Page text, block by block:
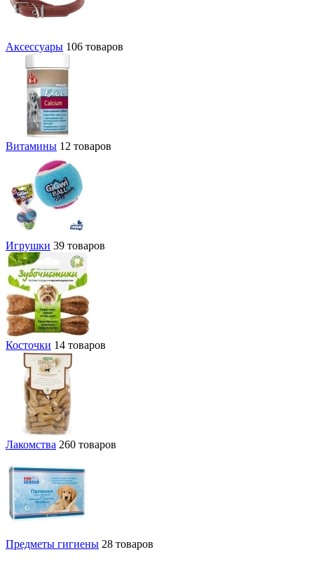
Аксессуары 106 товаров
Витамины 12 товаров
Игрушки 39 товаров
Косточки 14 товаров
Лакомства 260 товаров
Предметы гигиены 28 товаров